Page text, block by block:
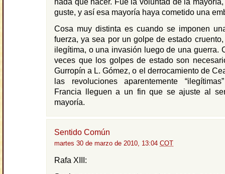
nada que hacer. Fue la voluntad de la
guste, y así esa mayoría haya cometido una
Cosa muy distinta es cuando se imponen
fuerza, ya sea por un golpe de estado
ilegítima, o una invasión luego de una guerra.
veces que los golpes de estado son
Gurropín a L. Gómez, o el derrocamiento de
las revoluciones aparentemente
Francia lleguen a un fin que se ajuste al
mayoría.
Sentido Común
martes 30 de marzo de 2010, 13:04 COT
Rafa XIII: